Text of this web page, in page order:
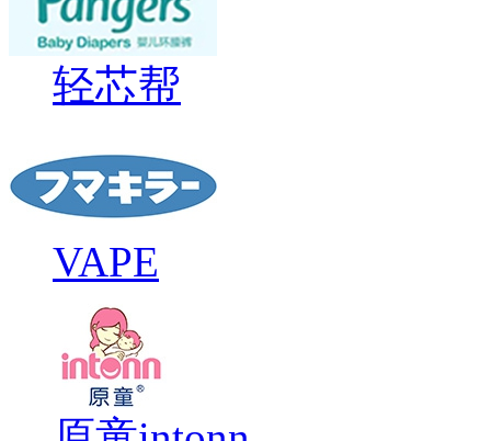
轻芯帮
VAPE